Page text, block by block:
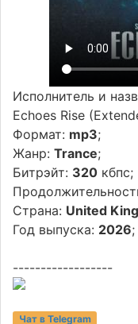
Исполнитель и
Echoes Rise
Формат: mp3;
Жанр:Trance;
Битрэйт: 320 кбпс;
Страна: United
Год выпуска: 2026;
------------------
Чат в Telegram